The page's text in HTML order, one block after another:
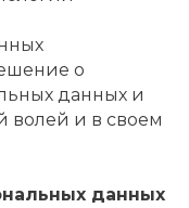
о
данных и
волей и в своем
данных